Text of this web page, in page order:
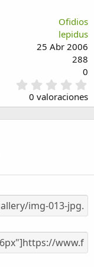
Ofidios
lepidus
25 Abr 2006
288
0
,
0
(
)
0 valoraciones